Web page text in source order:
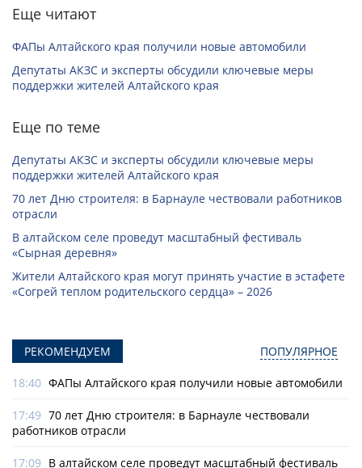
Еще читают
ФАПы Алтайского края получили новые автомобили
Депутаты АКЗС и эксперты обсудили ключевые меры
поддержки жителей Алтайского края
Еще по теме
Депутаты АКЗС и эксперты обсудили ключевые меры
поддержки жителей Алтайского края
70 лет Дню строителя: в Барнауле чествовали работников
отрасли
В алтайском селе проведут масштабный фестиваль
«Сырная деревня»
Жители Алтайского края могут принять участие в эстафете
«Согрей теплом родительского сердца» – 2026
РЕКОМЕНДУЕМ ПОПУЛЯРНОЕ
18:40 ФАПы Алтайского края получили новые автомобили
17:49 70 лет Дню строителя: в Барнауле чествовали
работников отрасли
17:09 В алтайском селе проведут масштабный фестиваль